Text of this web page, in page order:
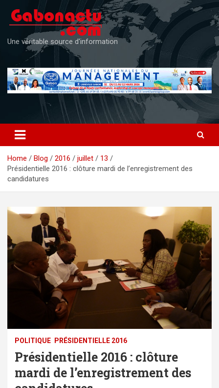
content
Une véritable source d'information
Home Blog 2016 juillet
13
Présidentielle 2016 : clôture mardi de l’enregistrement des
candidatures
POLITIQUE PRÉSIDENTIELLE 2016
Présidentielle 2016 : clôture
mardi de l’enregistrement des